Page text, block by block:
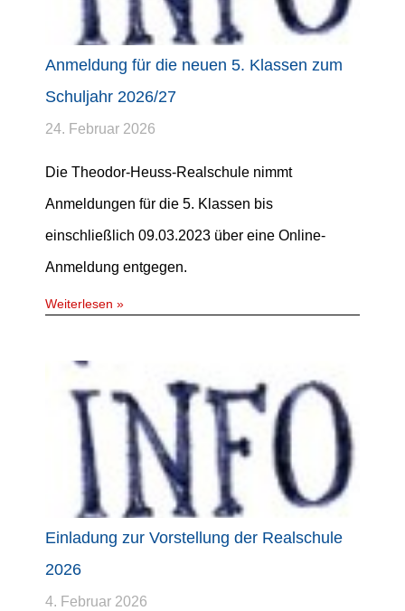
Anmeldung für die neuen 5. Klassen zum
Schuljahr 2026/27
24. Februar 2026
Die Theodor-Heuss-Realschule nimmt
Anmeldungen für die 5. Klassen bis
einschließlich 09.03.2023 über eine Online-
Anmeldung entgegen.
Weiterlesen »
Einladung zur Vorstellung der Realschule
2026
4. Februar 2026